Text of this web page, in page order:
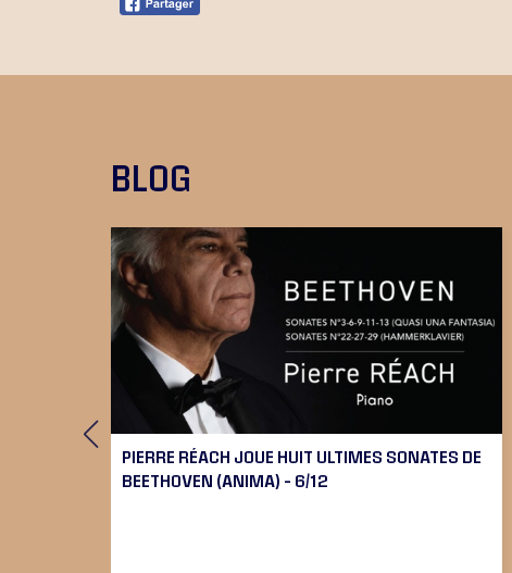
BLOG
PIERRE RÉACH JOUE HUIT ULTIMES SONATES DE
BEETHOVEN (ANIMA) – 6/12